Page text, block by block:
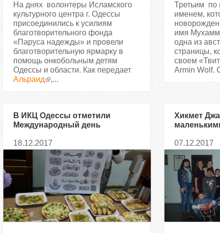
На днях волонтеры Исламского
культурного центра г. Одессы
присоединились к усилиям
благотворительного фонда
«Паруса надежды» и провели
благотворительную ярмарку в
помощь онкобольным детям
Одессы и области. Как передает
Альраид
,...
Третьим по
именем,
имя
одна из
страницы,
своем
Armin Wolf.
В ИКЦ Одессы отметили
Международный день
18.12.2017
Хикмет
дружбы
07.12.2017